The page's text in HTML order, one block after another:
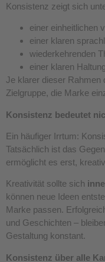
Konsistenz zeigt sich
einer einheitlichen
einer klaren
wiederkehrenden
einer klaren
Je klarer dieser Rahmen
Zielgruppe, die Marke
Konsistenz bedeutet
Ein häufiger Irrtum:
Tatsächlich ist das
ermöglicht es erst,
Kreativität sollte sich
können neue Ideen
Marke passen.
und Geschichten –
Gestaltung konstant.
Konsistenz über alle